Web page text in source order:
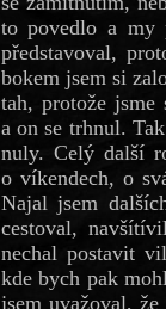
to povedlo a my
představoval,
bokem jsem si
tah, protože jsme se s programátorem pár měsíců na to
a on se trhnul.
nuly. Celý další
o víkendech, o
Najal jsem
cestoval,
nechal postavit
kde bych pak
jsem uvažoval,